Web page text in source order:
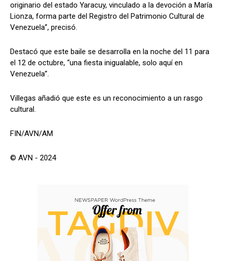
originario del estado Yaracuy, vinculado a la devoción a María
Lionza, forma parte del Registro del Patrimonio Cultural de
Venezuela”, precisó.
Destacó que este baile se desarrolla en la noche del 11 para
el 12 de octubre, “una fiesta inigualable, solo aquí en
Venezuela”.
Villegas añadió que este es un reconocimiento a un rasgo
cultural.
FIN/AVN/AM
© AVN - 2024